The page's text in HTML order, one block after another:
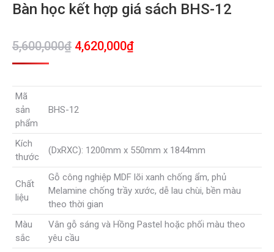
Bàn học kết hợp giá sách BHS-12
5,600,000₫ Giá
là:
4,620,000₫Giá
tại
Mã
sản
phẩm
BHS-12
Kích
thước
(DxRXC): 1200mm x 550mm x 1844mm
Chất
liệu
Gỗ công nghiệp MDF lõi xanh chống ẩm, phủ
Melamine chống trầy xước, dễ lau chùi, bền màu
theo thời gian
Màu
sắc
Vân gỗ sáng và Hồng Pastel hoặc phối màu theo
yêu cầu